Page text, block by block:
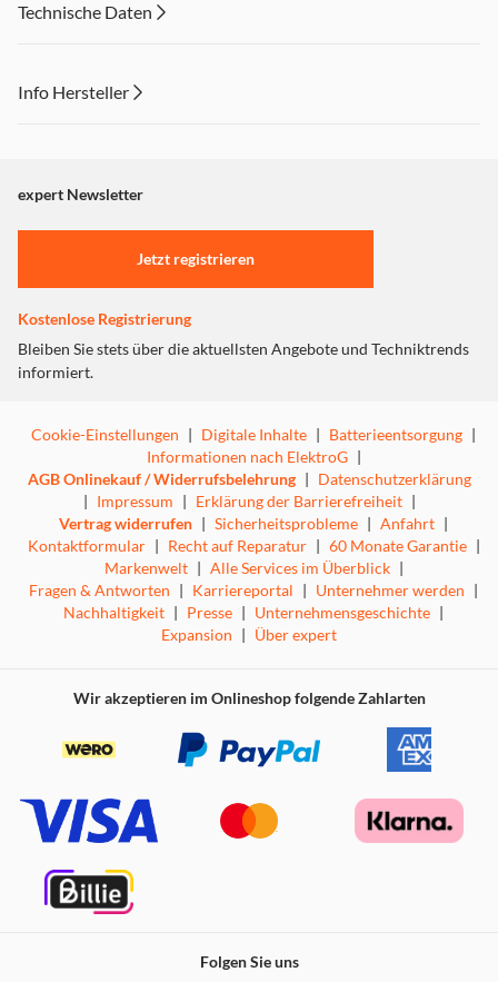
Technische Daten
Info Hersteller
"Marketing".
Einstellungen anpassen
expert Newsletter
Jetzt registrieren
Kostenlose Registrierung
Bleiben Sie stets über die aktuellsten Angebote und Techniktrends
informiert.
Cookie-Einstellungen | Digitale Inhalte | Batterieentsorgung |
Informationen nach ElektroG |
AGB Onlinekauf / Widerrufsbelehrung | Datenschutzerklärung
| Impressum | Erklärung der Barrierefreiheit |
Vertrag widerrufen | Sicherheitsprobleme | Anfahrt |
Kontaktformular | Recht auf Reparatur | 60 Monate Garantie |
Markenwelt | Alle Services im Überblick |
Fragen & Antworten | Karriereportal | Unternehmer werden |
Nachhaltigkeit | Presse | Unternehmensgeschichte |
Expansion | Über expert
Wir akzeptieren im Onlineshop folgende Zahlarten
Folgen Sie uns